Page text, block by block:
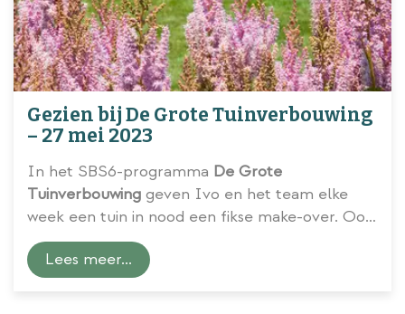
Gezien bij De Grote Tuinverbouwing
– 27 mei 2023
In het SBS6-programma De Grote
Tuinverbouwing geven Ivo en het team elke
week een tuin in nood een fikse make-over. Ook
voorzien ze de kijker van inspiratie en tips om
huis en tuin naar een groener level te tillen.
Lees meer...